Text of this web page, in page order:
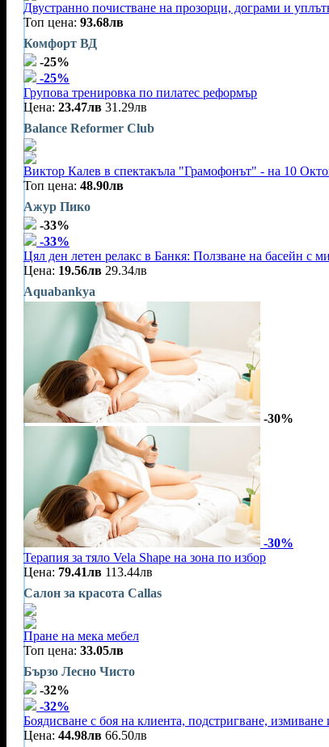
Двустранно почистване на прозорци, дограми и
Топ цена: 93.68лв
Комфорт ВД
-25%
-25%
Групова тренировка по пилатес реформър
Цена: 23.47лв 31.29лв
Balance Reformer Club
Виктор Калев в спектакъла "Грамофонът" - на 10
Топ цена: 48.90лв
Ажур Пико
-33%
-33%
Цял ден летен релакс в Банкя: Ползване на басейн с
Цена: 19.56лв 29.34лв
Aquabankya
-30%
-30%
Терапия за тяло Vela Shape на зона по избор
Цена: 79.41лв 113.44лв
Салон за красота Callas
Пране на мека мебел
Топ цена: 33.05лв
Бързо Лесно Чисто
-32%
-32%
Боядисване с боя на клиента, подстригване,
Цена: 44.98лв 66.50лв